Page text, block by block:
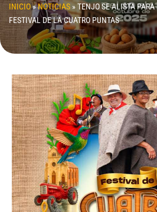
INICIO»NOTICIAS»TENJO SE ALISTA
FESTIVAL DE LA CUATRO PUNTAS